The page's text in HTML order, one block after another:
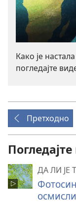
Како је
погледајте
Претходно
Погледајте
ДА ЛИ ЈЕ